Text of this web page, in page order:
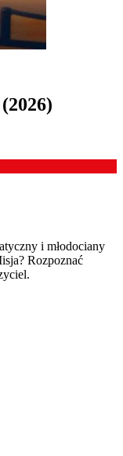
(2026)
i młodociany
Rozpoznać